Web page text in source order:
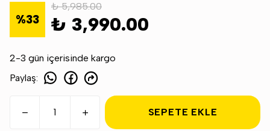
%33
₺ 5,985.00
₺ 3,990.00
2-3 gün içerisinde kargo
Paylaş:
SEPETE EKLE